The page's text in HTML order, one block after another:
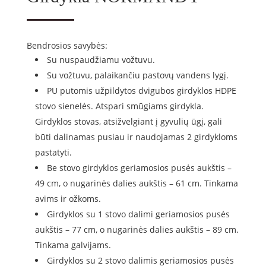
Bendrosios savybės:
Su nuspaudžiamu vožtuvu.
Su vožtuvu, palaikančiu pastovų vandens lygį.
PU putomis užpildytos dvigubos girdyklos HDPE
stovo sienelės. Atspari smūgiams girdykla.
Girdyklos stovas, atsižvelgiant į gyvulių ūgį, gali
būti dalinamas pusiau ir naudojamas 2 girdykloms
pastatyti.
Be stovo girdyklos geriamosios pusės aukštis –
49 cm, o nugarinės dalies aukštis – 61 cm. Tinkama
avims ir ožkoms.
Girdyklos su 1 stovo dalimi geriamosios pusės
aukštis – 77 cm, o nugarinės dalies aukštis – 89 cm.
Tinkama galvijams.
Girdyklos su 2 stovo dalimis geriamosios pusės